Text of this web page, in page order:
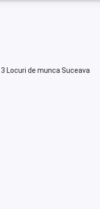
Locuri de munca Suceava